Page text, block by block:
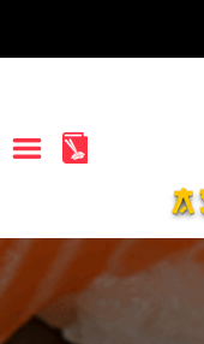
ACCUEIL
LA CARTE